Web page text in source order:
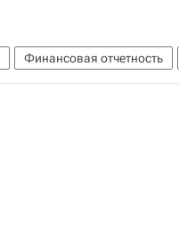
Финансовая отчетность